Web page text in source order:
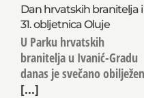
Dan hrvatskih branitelja i
31. obljetnica Oluje
U Parku hrvatskih
branitelja u Ivanić-Gradu
danas je svečano obilježen
[...]